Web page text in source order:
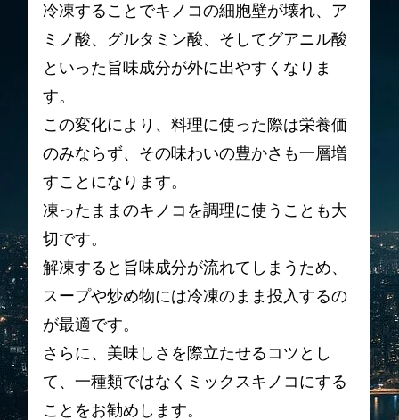
冷凍することでキノコの細胞壁が壊れ、ア
ミノ酸、グルタミン酸、そしてグアニル酸
といった旨味成分が外に出やすくなりま
す。
この変化により、料理に使った際は栄養価
のみならず、その味わいの豊かさも一層増
すことになります。
凍ったままのキノコを調理に使うことも大
切です。
解凍すると旨味成分が流れてしまうため、
スープや炒め物には冷凍のまま投入するの
が最適です。
さらに、美味しさを際立たせるコツとし
て、一種類ではなくミックスキノコにする
ことをお勧めします。